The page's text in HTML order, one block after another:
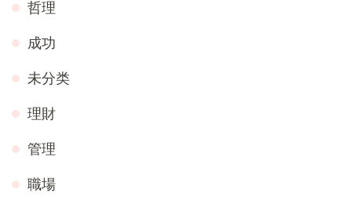
哲理
成功
未分类
理財
管理
職場